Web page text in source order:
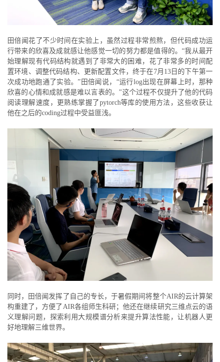
田倍闻花了不少时间在实验上，虽然过程非常煎熬，但代码成功运
行带来的欣喜及成就感让他感觉一切的努力都是值得的。“我从最开
始理解现有代码结构就遇到了非常大的困难，花了非常多的时间配
置环境、调整代码结构、更新配置文件，终于在7月13日的下午第一
次成功地跑通了实验。”田倍闻说，“运行log出现在屏幕上时，那种
欣喜的心情和成就感是难以言表的。”这个过程不仅提升了他的代码
阅读理解速度，更熟练掌握了pytorch等库的使用方法，这些收获让
他在之后的coding过程中受益匪浅。
同时，田倍闻发挥了自己的专长，于暑假期间将整个AIR的云计算架
构重建了，方便了AIR各组师生科研；他还在继续研究三维点云的语
义理解问题，探索利用大规模谱分析来提升算法性能，让机器人更
好地理解三维世界。